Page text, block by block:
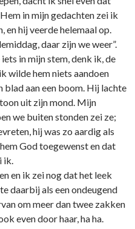
in mijn gedachten zei ik
en hij veerde helemaal op.
daar zijn we weer”.
in mijn stem, denk ik, de
wilde hem niets aandoen
blad aan een boom. Hij lachte
uit zijn mond. Mijn
we buiten stonden zei ze;
hij was zo aardig als
God toegewenst en dat
ik.
en ik zei nog dat het leek
daarbij als een o­ndeugend
om meer dan twee zakken
even door haar, ha ha.